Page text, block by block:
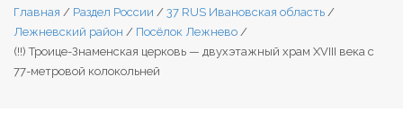
Главная / Раздел России / 37 RUS Ивановская область /
Лежневский район / Посёлок Лежнево /
(!!) Троице-Знаменская церковь — двухэтажный храм XVIII века с
77-метровой колокольней